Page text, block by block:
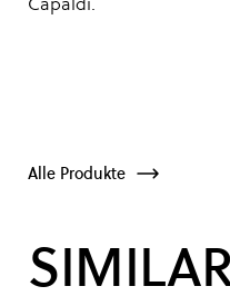
Alle Produkte